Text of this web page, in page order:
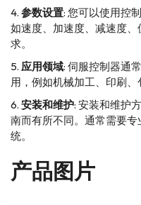
参数设置: 您可以使用控
如速度、加速度、减速度
求。
应用领域: 伺服控制器通
用，例如机械加工、印刷、
安装和维护: 安装和维护
南而有所不同。通常需要
统。
产品图片